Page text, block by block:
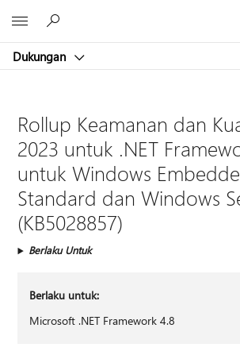
Dukungan
Rollup Keamanan dan
2023 untuk .NET
untuk Windows
Standard dan Windows
(KB5028857)
Berlaku Untuk
Berlaku untuk:
Microsoft .NET Framework 4.8